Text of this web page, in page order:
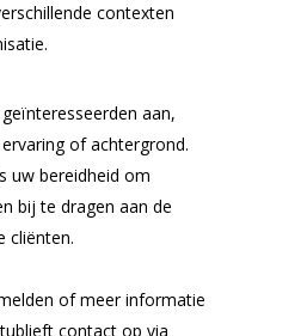
contexten
aan,
of achtergrond.
uw bereidheid om
bij te dragen aan de
cliënten.
of meer informatie
contact op via